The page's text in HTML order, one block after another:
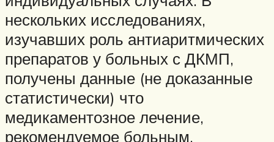
нескольких исследованиях,
изучавших роль антиаритмических
препаратов у больных с ДКМП,
получены данные (не доказанные
статистически) что
медикаментозное лечение,
рекомендуемое больным,